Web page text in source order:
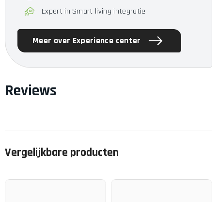
Radius van de houder: A (68 mm) -
sjabloon
Afmetingen (B x D x H): 115 x 185 x 260-300 mm
Expert in Smart living integratie
Meer over Experience center
Reviews
Vergelijkbare producten